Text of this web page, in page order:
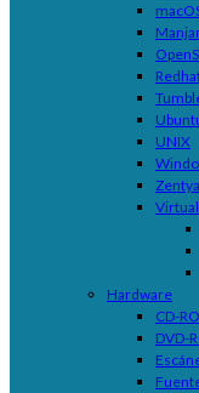
UNIX
Hardware
CD-
DVD-